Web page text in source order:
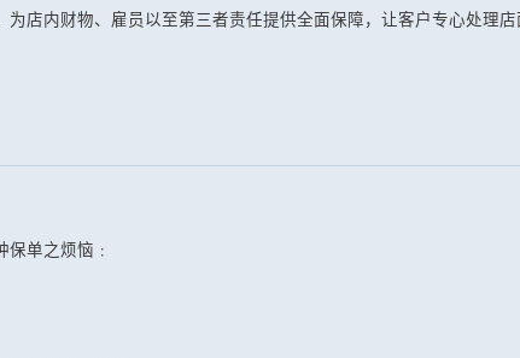
为店内财物、雇员以至第三者责任提供全面保障，让客户专心处理店
单之烦恼﹕